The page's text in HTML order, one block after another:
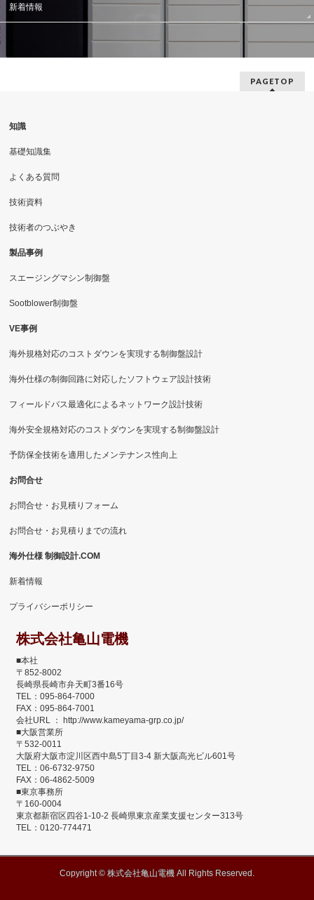
新着情報
PAGETOP
知識
基礎知識集
よくある質問
技術資料
技術者のつぶやき
製品事例
スエージングマシン制御盤
Sootblower制御盤
VE事例
海外規格対応のコストダウンを実現する制御盤設計
海外仕様の制御回路に対応したソフトウェア設計技術
フィールドバス最適化によるネットワーク設計技術
海外安全規格対応のコストダウンを実現する制御盤設計
予防保全技術を適用したメンテナンス性向上
お問合せ
お問合せ・お見積りフォーム
お問合せ・お見積りまでの流れ
海外仕様 制御設計.COM
新着情報
プライバシーポリシー
株式会社亀山電機
■本社
〒852-8002
長崎県長崎市弁天町3番16号
TEL：095-864-7000
FAX：095-864-7001
会社URL ： http://www.kameyama-grp.co.jp/
■大阪営業所
〒532-0011
大阪府大阪市淀川区西中島5丁目3-4 新大阪高光ビル601号
TEL：06-6732-9750
FAX：06-4862-5009
■東京事務所
〒160-0004
東京都新宿区四谷1-10-2 長崎県東京産業支援センター313号
TEL：0120-774471
Copyright © 株式会社亀山電機All Rights Reserved.